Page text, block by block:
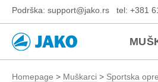
Podrška: support@jako.rs tel: +381
Homepage > Muškarci > Sportska